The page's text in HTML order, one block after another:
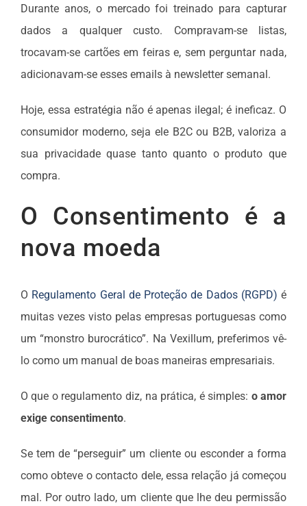
Durante anos, o mercado foi treinado para capturar
dados a qualquer custo. Compravam-se listas,
trocavam-se cartões em feiras e, sem perguntar nada,
adicionavam-se esses emails à newsletter semanal.
Hoje, essa estratégia não é apenas ilegal; é ineficaz. O
consumidor moderno, seja ele B2C ou B2B, valoriza a
sua privacidade quase tanto quanto o produto que
compra.
O Consentimento é a
nova moeda
O Regulamento Geral de Proteção de Dados (RGPD) é
muitas vezes visto pelas empresas portuguesas como
um “monstro burocrático”. Na Vexillum, preferimos vê-
lo como um manual de boas maneiras empresariais.
O que o regulamento diz, na prática, é simples: o amor
exige consentimento.
Se tem de “perseguir” um cliente ou esconder a forma
como obteve o contacto dele, essa relação já começou
mal. Por outro lado, um cliente que lhe deu permissão